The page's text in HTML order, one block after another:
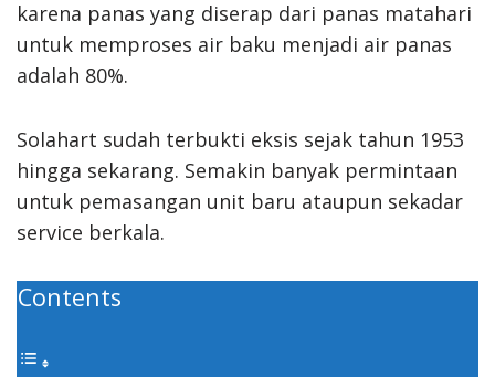
karena panas yang diserap dari panas matahari
untuk memproses air baku menjadi air panas
adalah 80%.
Solahart sudah terbukti eksis sejak tahun 1953
hingga sekarang. Semakin banyak permintaan
untuk pemasangan unit baru ataupun sekadar
service berkala.
Contents